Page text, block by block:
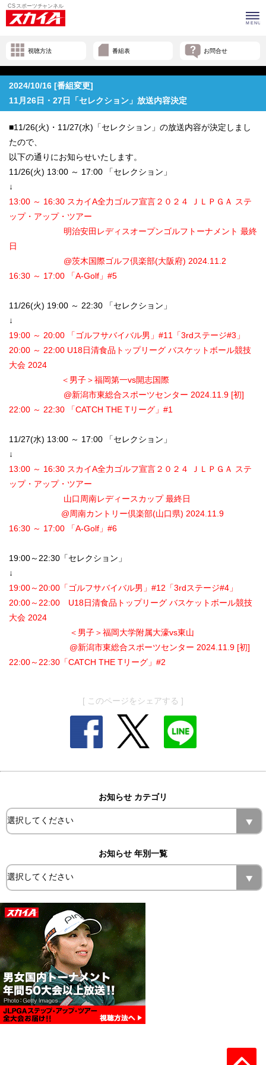
視聴方法 番組表 お問合せ
2024/10/16 [番組変更]
11月26日・27日「セレクション」放送内容決定
■11/26(火)・11/27(水)「セレクション」の放送内容が決定しまし
たので、
以下の通りにお知らせいたします。
11/26(火) 13:00 ～ 17:00 「セレクション」
↓
13:00 ～ 16:30 スカイA全力ゴルフ宣言２０２４ ＪＬＰＧＡ ステ
ップ・アップ・ツアー
明治安田レディスオープンゴルフトーナメント 最終
日
@茨木国際ゴルフ倶楽部(大阪府) 2024.11.2
16:30 ～ 17:00 「A-Golf」#5
11/26(火) 19:00 ～ 22:30 「セレクション」
↓
19:00 ～ 20:00 「ゴルフサバイバル男」#11「3rdステージ#3」
20:00 ～ 22:00 U18日清食品トップリーグ バスケットボール競技
大会 2024
＜男子＞福岡第一vs開志国際
@新潟市東総合スポーツセンター 2024.11.9 [初]
22:00 ～ 22:30 「CATCH THE Tリーグ」#1
11/27(水) 13:00 ～ 17:00 「セレクション」
↓
13:00 ～ 16:30 スカイA全力ゴルフ宣言２０２４ ＪＬＰＧＡ ステ
ップ・アップ・ツアー
山口周南レディースカップ 最終日
@周南カントリー倶楽部(山口県) 2024.11.9
16:30 ～ 17:00 「A-Golf」#6
19:00～22:30「セレクション」
↓
19:00～20:00「ゴルフサバイバル男」#12「3rdステージ#4」
20:00～22:00 U18日清食品トップリーグ バスケットボール競技
大会 2024
＜男子＞福岡大学附属大濠vs東山
@新潟市東総合スポーツセンター 2024.11.9 [初]
22:00～22:30「CATCH THE Tリーグ」#2
[ このページをシェアする ]
お知らせ カテゴリ
お知らせ 年別一覧